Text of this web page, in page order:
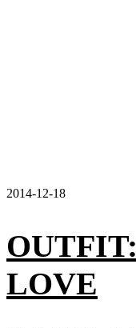
2014-12-18
LOVE